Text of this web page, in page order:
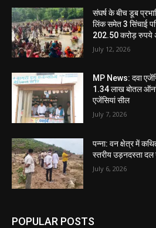
संघर्ष के बीच डूब
लिंक समेत 3 सिंचाई
202.50 करोड़ रुपये
July 12, 2026
MP News: दवा
1.34 लाख बोतल
एजेंसियां सील
July 7, 2026
पन्ना: वन क्षेत्र में
स्तरीय उड़नदस्ता दल
July 6, 2026
POPULAR POSTS